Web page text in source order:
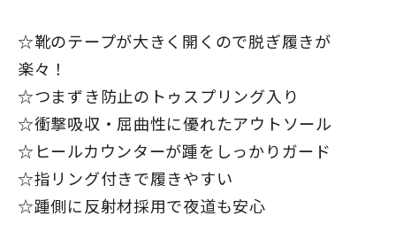
☆靴のテープが大きく開くので脱ぎ履きが
楽々！
☆つまずき防止のトゥスプリング入り
☆衝撃吸収・屈曲性に優れたアウトソール
☆ヒールカウンターが踵をしっかりガード
☆指リング付きで履きやすい
☆踵側に反射材採用で夜道も安心